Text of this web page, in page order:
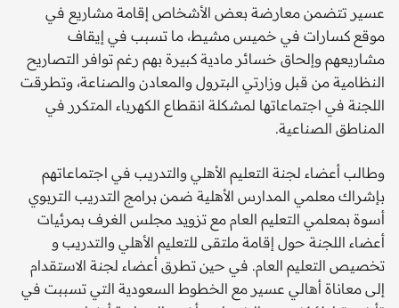
عسير تتضمن معارضة بعض الأشخاص إقامة مشاريع في
موقع كسارات في خميس مشيط، ما تسبب في إيقاف
مشاريعهم وإلحاق خسائر مادية كبيرة بهم رغم توافر التصاريح
النظامية من قبل وزارتي البترول والمعادن والصناعة، وتطرقت
اللجنة في اجتماعاتها لمشكلة انقطاع الكهرباء المتكرر في
المناطق الصناعية.
وطالب أعضاء لجنة التعليم الأهلي والتدريب في اجتماعاتهم
بإشراك معلمي المدارس الأهلية ضمن برامج التدريب التربوي
أسوة بمعلمي التعليم العام مع تزويد مجلس الغرف بمرئيات
أعضاء اللجنة حول إقامة ملتقى للتعليم الأهلي والتدريب و
تخصيص التعليم العام. في حين تطرق أعضاء لجنة الاستقدام
إلى معاناة أهالي عسير مع الخطوط السعودية التي تسببت في